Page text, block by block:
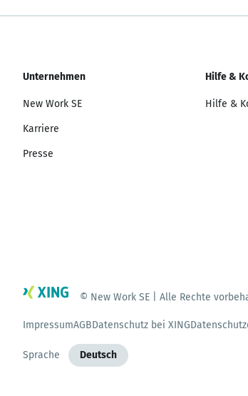
Unternehmen
New Work SE
Karriere
Presse
Hilfe &
Hilfe &
© New Work SE | Alle Rechte
ImpressumAGBDatenschutz bei XING
Sprache Deutsch